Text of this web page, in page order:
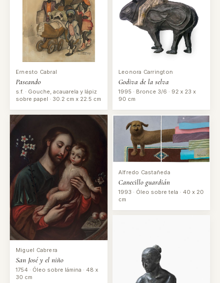
Ernesto Cabral
Paseando
s.f. · Gouche, acauarela y lápiz
sobre papel · 30.2 cm x 22.5 cm
Miguel Cabrera
San José y el niño
1754 · Óleo sobre lámina · 48 x
30 cm
Leonora Carrington
Godiva de la selva
1995 · Bronce 3/6 · 92 x 23 x
90 cm
Alfredo Castañeda
Canecillo guardián
1993 · Óleo sobre tela · 40 x 20
cm